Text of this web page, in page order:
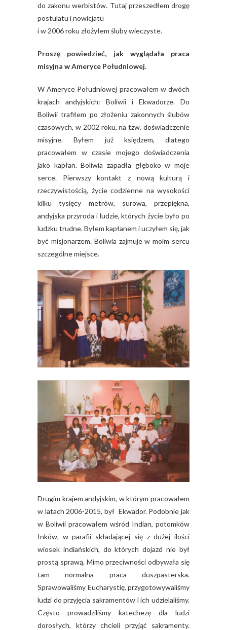
do zakonu werbistów. Tutaj przeszedłem drogę
postulatu i nowicjatu
i w 2006 roku złożyłem śluby wieczyste.
Proszę powiedzieć, jak wyglądała praca
misyjna w Ameryce Południowej.
W Ameryce Południowej pracowałem w dwóch
krajach andyjskich: Boliwii i Ekwadorze. Do
Boliwii trafiłem po złożeniu zakonnych ślubów
czasowych, w 2002 roku, na tzw. doświadczenie
misyjne. Byłem już księdzem, dlatego
pracowałem w czasie mojego doświadczenia
jako kapłan. Boliwia zapadła głęboko w moje
serce. Pierwszy kontakt z nową kulturą i
rzeczywistością, życie codzienne na wysokości
kilku tysięcy metrów, surowa, przepiękna,
andyjska przyroda i ludzie, których życie było po
ludzku trudne. Byłem kapłanem i uczyłem się, jak
być misjonarzem. Boliwia zajmuje w moim sercu
szczególne miejsce.
Drugim krajem andyjskim, w którym pracowałem
w latach 2006-2015, był Ekwador. Podobnie jak
w Boliwii pracowałem wśród Indian, potomków
Inków, w parafii składającej się z dużej ilości
wiosek indiańskich, do których dojazd nie był
prostą sprawą. Mimo przeciwności odbywała się
tam normalna praca duszpasterska.
Sprawowaliśmy Eucharystię, przygotowywaliśmy
ludzi do przyjęcia sakramentów i ich udzielaliśmy.
Często prowadziliśmy katechezę dla ludzi
dorosłych, którzy chcieli przyjąć sakramenty.